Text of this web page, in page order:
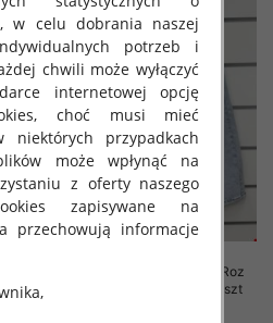
Rybaczki damskie jeansy Roz
XS-XL, 1 Kolor Paczka 10 szt
w celu dobrania naszej
potrzeb i
chwili może wyłączyć
internetowej opcję
choć musi mieć
niektórych przypadkach
może wpłynąć na
z oferty naszego
zapisywane na
przechowują informacje